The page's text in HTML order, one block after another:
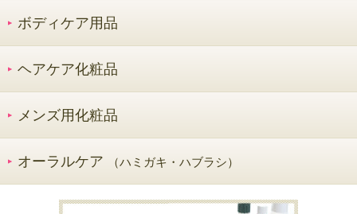
ボディケア用品
ヘアケア化粧品
メンズ用化粧品
オーラルケア （ハミガキ・ハブラシ）